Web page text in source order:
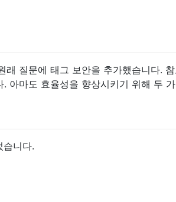
질문에 태그 보안을 추가했습니다.
아마도 효율성을 향상시키기 위해 두
습니다.